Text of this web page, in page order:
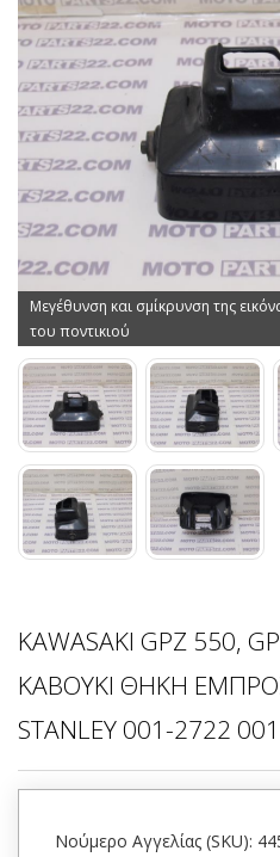
Μεγέθυνση και σμίκρυνση της
του ποντικιού
KAWASAKI GPZ 550,
ΚΑΒΟΥΚΙ ΘΗΚΗ
STANLEY 001-2722
Νούμερο Αγγελίας (SKU):